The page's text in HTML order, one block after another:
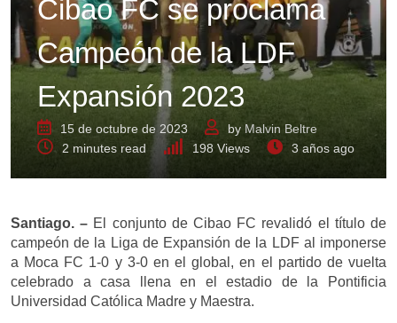
Cibao FC se proclama
Campeón de la LDF
Expansión 2023
15 de octubre de 2023 by Malvin Beltre
2 minutes read
198 Views 3 años ago
Santiago. – El conjunto de Cibao FC revalidó el título de
campeón de la Liga de Expansión de la LDF al imponerse
a Moca FC 1-0 y 3-0 en el global, en el partido de vuelta
celebrado a casa llena en el estadio de la Pontificia
Universidad Católica Madre y Maestra.